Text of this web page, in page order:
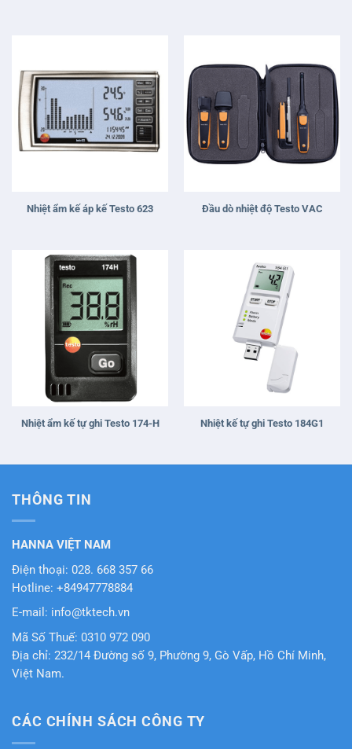
Nhiệt ẩm kế áp kế Testo 623 Đầu dò nhiệt độ Testo VAC
Nhiệt ẩm kế tự ghi Testo 174-H Nhiệt kế tự ghi Testo 184G1
THÔNG TIN
HANNA VIỆT NAM
Điện thoại: 028. 668 357 66
Hotline: +84947778884
E-mail: info@tktech.vn
Mã Số Thuế: 0310 972 090
Địa chỉ: 232/14 Đường số 9, Phường 9, Gò Vấp, Hồ Chí Minh,
Việt Nam.
CÁC CHÍNH SÁCH CÔNG TY